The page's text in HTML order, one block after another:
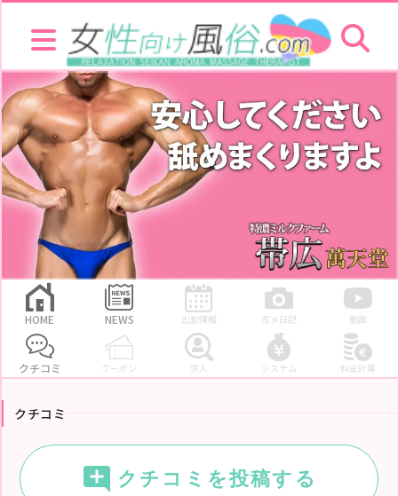
: Trying to access array offset on false in /home/xs801971/xn--
に投稿された口コミ一覧のページ 女性向け風俗.com
HOME NEWS 出勤情報 写メ日記 動画
クチコミ クーポン 求人 システム 料金計算
クチコミ
add_comment クチコミを投稿する
お
店
を
探
す
セ
ラ
ピ
お
店
キ
ン
グ
セ
ピ
ス
キ
ン
グ